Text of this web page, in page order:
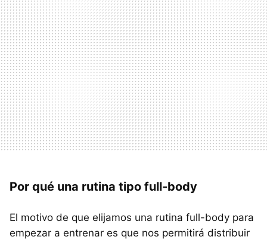
Por qué una rutina tipo full-body
El motivo de que elijamos una rutina full-body para
empezar a entrenar es que nos permitirá distribuir